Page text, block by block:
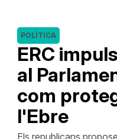
ERC
al
com
l'Ebre
POLÍTICA
Els republicans